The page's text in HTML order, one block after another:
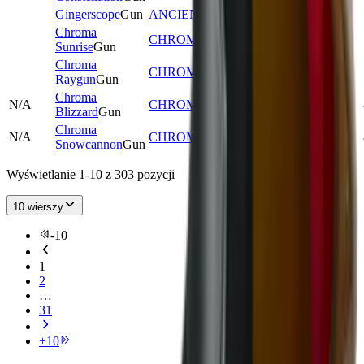
GingerscopeGun ANCIENT
Chroma
SunriseGun
CHROMA
Chroma
RaygunGun
CHROMA
N/A
Chroma
BlizzardGun
CHROMA
N/A
Chroma
SnowcannonGun
CHROMA
Wyświetlanie 1-10 z 303 pozycji
10 wierszy
-10
1
2
…
31
+10